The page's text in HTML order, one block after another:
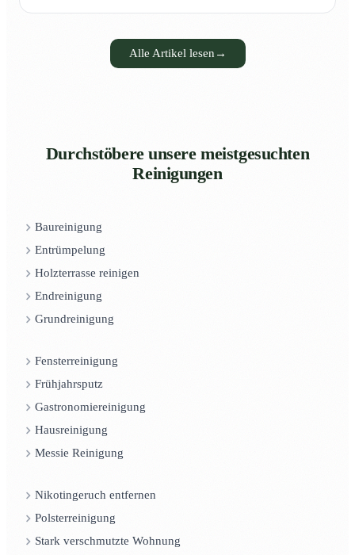
Alle Artikel lesen →
Durchstöbere unsere meistgesuchten
Reinigungen
Baureinigung
Entrümpelung
Holzterrasse reinigen
Endreinigung
Grundreinigung
Fensterreinigung
Frühjahrsputz
Gastronomiereinigung
Hausreinigung
Messie Reinigung
Nikotingeruch entfernen
Polsterreinigung
Stark verschmutzte Wohnung